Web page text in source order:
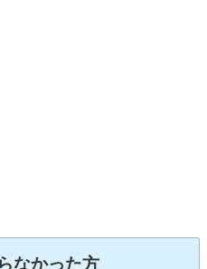
なかった方